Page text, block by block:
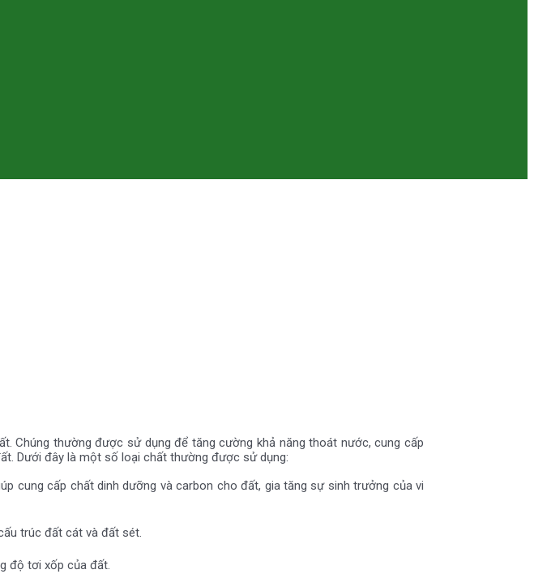
Chúng thường được sử dụng để tăng cường khả năng thoát nước, cung cấp
Dưới đây là một số loại chất thường được sử dụng:
cung cấp chất dinh dưỡng và carbon cho đất, gia tăng sự sinh trưởng của vi
trúc đất cát và đất sét.
độ tơi xốp của đất.